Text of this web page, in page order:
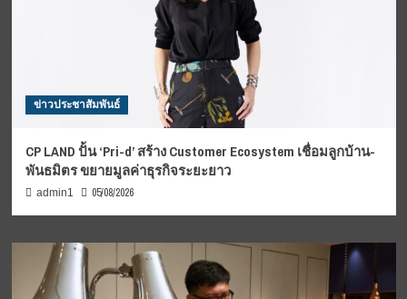
ข่าวประชาสัมพันธ์
CP LAND ปั้น ‘Pri-d’ สร้าง Customer Ecosystem เชื่อมลูกบ้าน-
พันธมิตร ขยายมูลค่าธุรกิจระยะยาว
admin1 05/08/2026